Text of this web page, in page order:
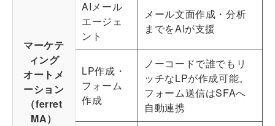
マーケテ
ィング
オートメ
ーション
（ferret
MA）
AIメール
エージェ
ント
メール文面作成・分析
までをAIが支援
LP作成・
フォーム
作成
ノーコードで誰でもリ
ッチなLPが作成可能。
フォーム送信はSFAへ
自動連携